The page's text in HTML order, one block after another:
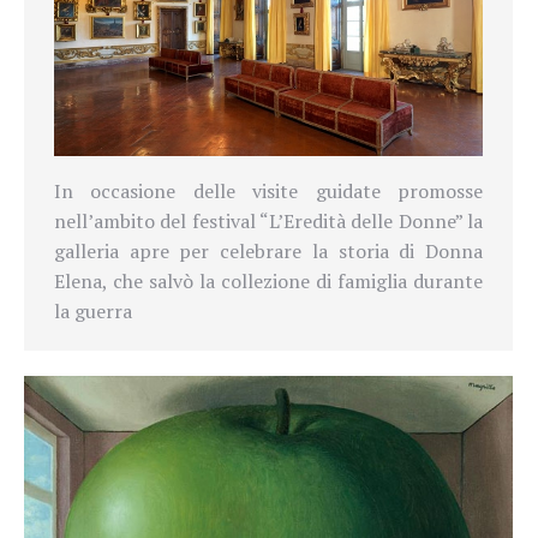
In occasione delle visite guidate promosse
nell’ambito del festival “L’Eredità delle Donne” la
galleria apre per celebrare la storia di Donna
Elena, che salvò la collezione di famiglia durante
la guerra